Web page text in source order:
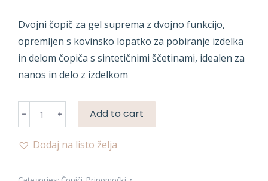
Dvojni čopič za gel suprema z dvojno funkcijo,
opremljen s kovinsko lopatko za pobiranje izdelka
in delom čopiča s sintetičnimi ščetinami, idealen za
nanos in delo z izdelkom
ČOPIČ
Z
LOPATKO
Add to cart
Dodaj na listo želja